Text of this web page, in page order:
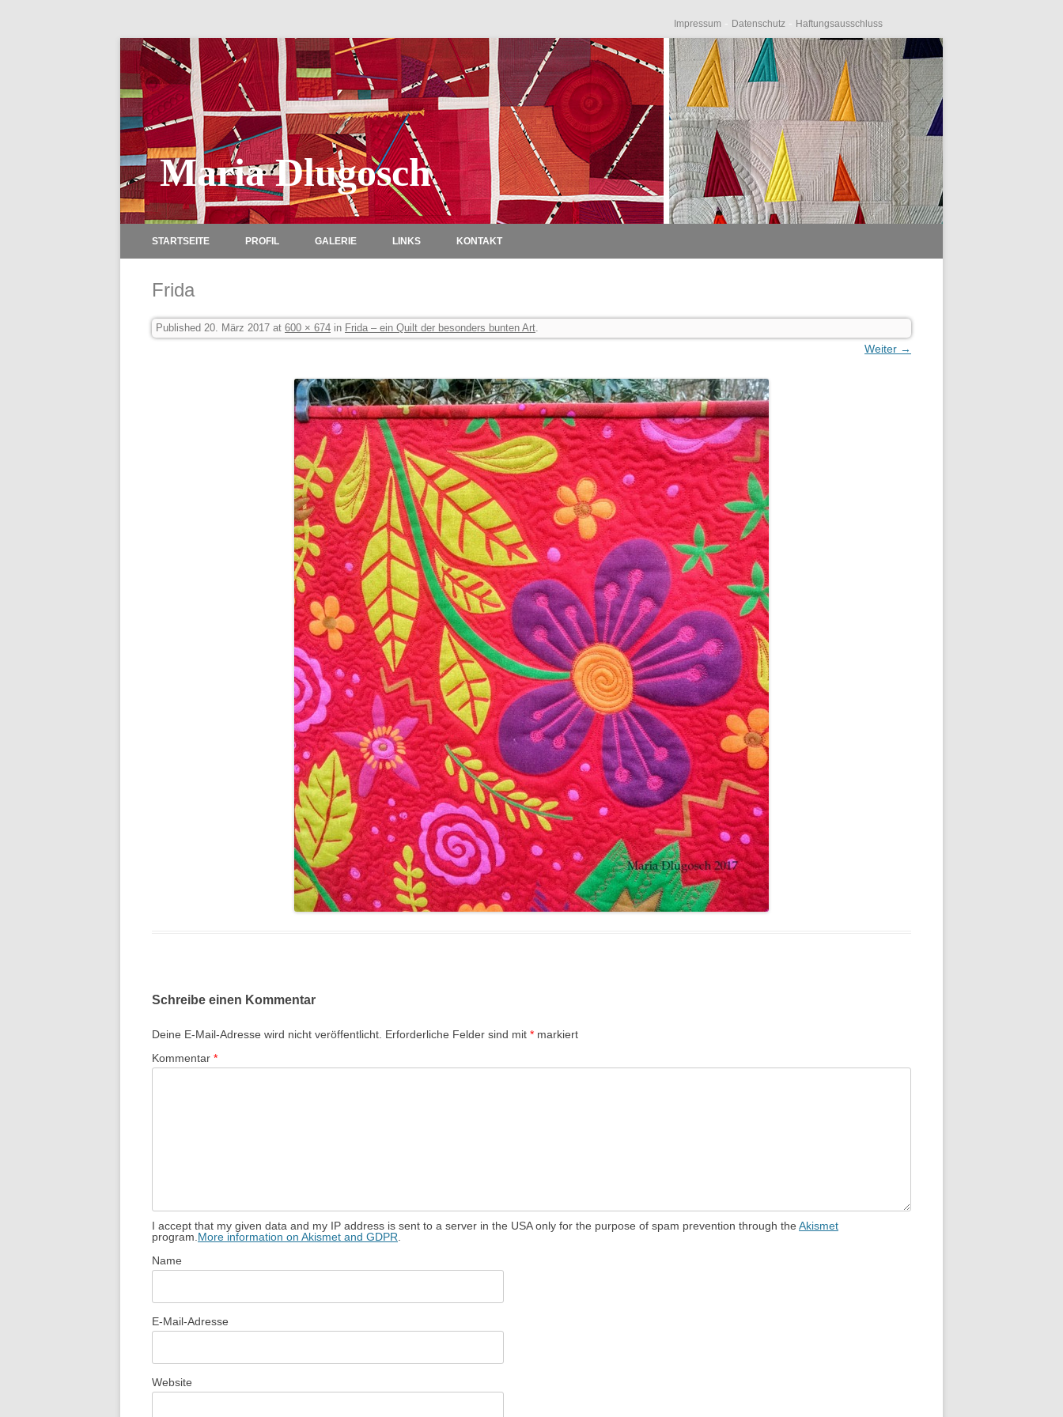
Impressum - Datenschutz - Haftungsausschluss
Maria Dlugosch
STARTSEITE PROFIL GALERIE LINKS KONTAKT
Frida
Published 20. März 2017 at 600 × 674 in Frida – ein Quilt der besonders bunten Art.
Weiter →
Schreibe einen Kommentar
Deine E-Mail-Adresse wird nicht veröffentlicht. Erforderliche Felder sind mit * markiert
Kommentar *
I accept that my given data and my IP address is sent to a server in the USA only for the purpose of spam prevention through the Akismet
program. More information on Akismet and GDPR
Name
E-Mail-Adresse
Website